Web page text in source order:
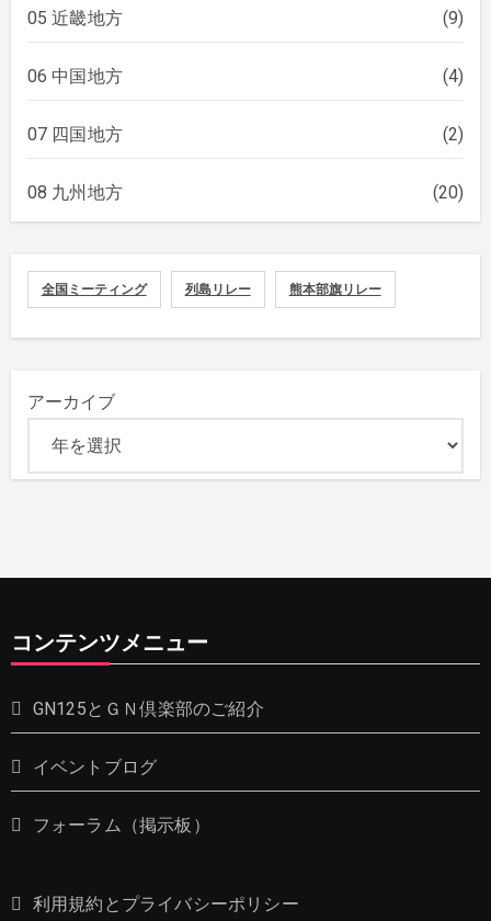
05 近畿地方 (9)
06 中国地方 (4)
07 四国地方 (2)
08 九州地方 (20)
全国ミーティング 列島リレー 熊本部旗リレー
アーカイブ
コンテンツメニュー
GN125とＧＮ倶楽部のご紹介
イベントブログ
フォーラム（掲示板）
利用規約とプライバシーポリシー